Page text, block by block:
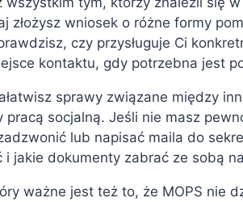
złożysz wniosek o różne formy
czy przysługuje Ci
kontaktu, gdy potrzebna jest
sprawy związane między
pracą socjalną. Jeśli nie masz
lub napisać maila do
i jakie dokumenty zabrać ze sobą
ważne jest też to, że MOPS nie